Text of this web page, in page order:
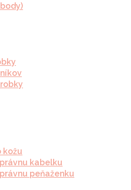
kožu
kabelku
peňaženku